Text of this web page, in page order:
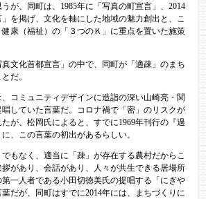
が、同町は、1985年に「写真の町宣言」、2014
を掲げ、文化を軸にした地域の魅力創出と、こ
康（福祉）の「３つのＫ」に重点を置いた施策
文化首都宣言」の中で、同町が「適疎」のまち
だ。
コミュニティデザインに造詣の深い山崎亮・関
していた言葉だ。コロナ禍で「密」のリスクが
が、松岡氏によると、すでに1969年刊行の『過
、この言葉の初出があるらしい。
もなく、適当に「疎」が存在する農村だからこ
があり、会話があり、人々が共生できる居場所
一人者である小田切徳美氏の提唱する「にぎや
だが、同町はすでに2014年には、まちづくりに